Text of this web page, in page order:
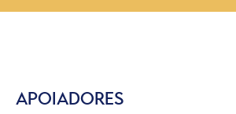
APOIADORES